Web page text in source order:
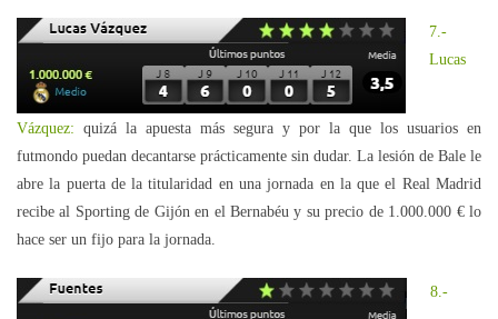
7.-
Lucas
Vázquez: quizá la apuesta más segura y por la que los usuarios en
futmondo puedan decantarse prácticamente sin dudar. La lesión de Bale le
abre la puerta de la titularidad en una jornada en la que el Real Madrid
recibe al Sporting de Gijón en el Bernabéu y su precio de 1.000.000 € lo
hace ser un fijo para la jornada.
8.-